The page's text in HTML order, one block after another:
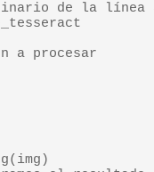
binario de la
a procesar